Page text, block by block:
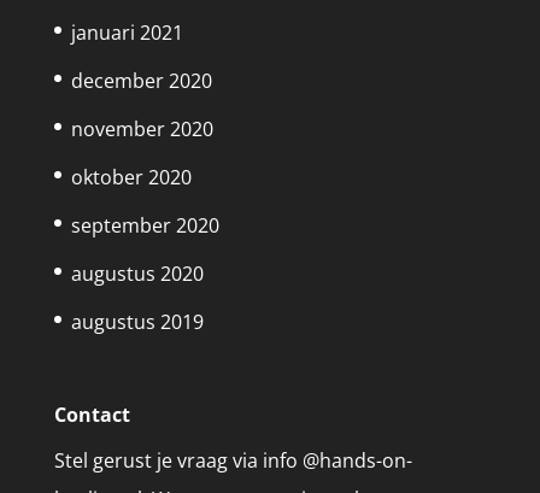
januari 2021
december 2020
november 2020
oktober 2020
september 2020
augustus 2020
augustus 2019
Contact
Stel gerust je vraag via info @hands-on-